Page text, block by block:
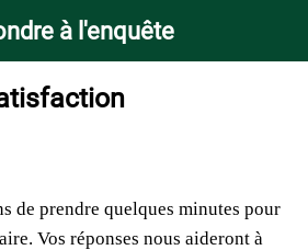
à l'enquête
de prendre quelques minutes pour
Vos réponses nous aideront à